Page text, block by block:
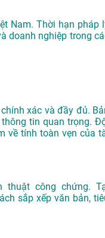
Nam. Thời hạn pháp
doanh nghiệp trong
xác và đầy đủ.
tin quan trọng.
về tính toàn vẹn của
công chứng.
sắp xếp văn bản,